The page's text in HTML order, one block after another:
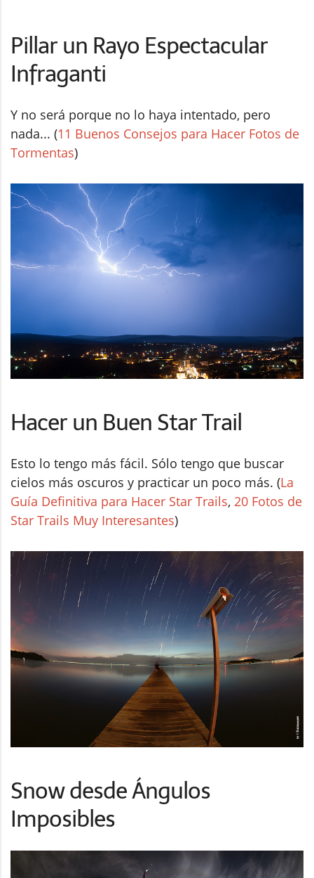
Pillar un Rayo Espectacular
Infraganti
Y no será porque no lo haya intentado, pero
nada... (11 Buenos Consejos para Hacer Fotos de
Tormentas)
Hacer un Buen Star Trail
Esto lo tengo más fácil. Sólo tengo que buscar
cielos más oscuros y practicar un poco más. (La
Guía Definitiva para Hacer Star Trails, 20 Fotos de
Star Trails Muy Interesantes)
Snow desde Ángulos
Imposibles